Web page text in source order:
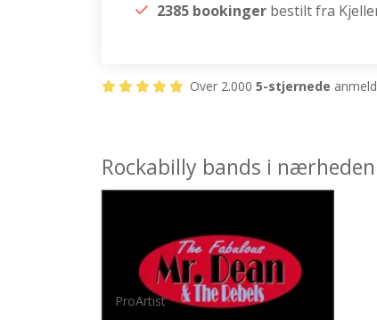
2385 bookinger bestilt fra
Over 2.000 5-stjernede
Rockabilly bands i
ProArtist